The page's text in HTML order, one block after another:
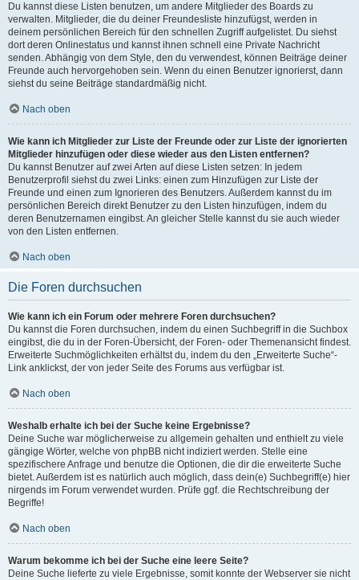
Du kannst diese Listen benutzen, um andere Mitglieder des Boards zu
verwalten. Mitglieder, die du deiner Freundesliste hinzufügst, werden in
deinem persönlichen Bereich für den schnellen Zugriff aufgelistet. Du siehst
dort deren Onlinestatus und kannst ihnen schnell eine Private Nachricht
senden. Abhängig von dem Style, den du verwendest, können Beiträge deiner
Freunde auch hervorgehoben sein. Wenn du einen Benutzer ignorierst, dann
siehst du seine Beiträge standardmäßig nicht.
Nach oben
Wie kann ich Mitglieder zur Liste der Freunde oder zur Liste der ignorierten
Mitglieder hinzufügen oder diese wieder aus den Listen entfernen?
Du kannst Benutzer auf zwei Arten auf diese Listen setzen: In jedem
Benutzerprofil siehst du zwei Links: einen zum Hinzufügen zur Liste der
Freunde und einen zum Ignorieren des Benutzers. Außerdem kannst du im
persönlichen Bereich direkt Benutzer zu den Listen hinzufügen, indem du
deren Benutzernamen eingibst. An gleicher Stelle kannst du sie auch wieder
von den Listen entfernen.
Nach oben
Die Foren durchsuchen
Wie kann ich ein Forum oder mehrere Foren durchsuchen?
Du kannst die Foren durchsuchen, indem du einen Suchbegriff in die Suchbox
eingibst, die du in der Foren-Übersicht, der Foren- oder Themenansicht findest.
Erweiterte Suchmöglichkeiten erhältst du, indem du den „Erweiterte Suche“-
Link anklickst, der von jeder Seite des Forums aus verfügbar ist.
Nach oben
Weshalb erhalte ich bei der Suche keine Ergebnisse?
Deine Suche war möglicherweise zu allgemein gehalten und enthielt zu viele
gängige Wörter, welche von phpBB nicht indiziert werden. Stelle eine
spezifischere Anfrage und benutze die Optionen, die dir die erweiterte Suche
bietet. Außerdem ist es natürlich auch möglich, dass dein(e) Suchbegriff(e) hier
nirgends im Forum verwendet wurden. Prüfe ggf. die Rechtschreibung der
Begriffe!
Nach oben
Warum bekomme ich bei der Suche eine leere Seite?
Deine Suche lieferte zu viele Ergebnisse, somit konnte der Webserver sie nicht